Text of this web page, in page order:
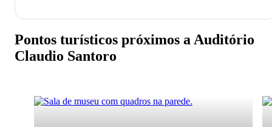
Pontos turísticos próximos a Auditório
Claudio Santoro